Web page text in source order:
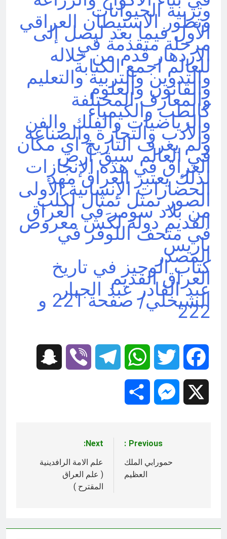
وتربية الحيوانات
وتطور الاستيطان العراقي
الأول فيما بعد ليصل إلى
مرحلة متقدمة في
الازدهار قدم من خلاله
للعالم اجمع الكتابة
والتدوين والتربية والتعليم
والقانون والعلوم
والمعارف المختلفة
كالطب والكيمياء
والرياضيات والفلك والفن
والأدب والتجارة والصناعة
ولم يعرف التاريخ اي مكان
في العالم سبق أرض
العراق في هذه الإنجازات
لذلك يعتبر العراق مهد
الحضارات الإنسانية الأولى
الصور تمثل تمثال لكلب
من بلاد سومر في العراق
القديم دولة لكَش معروض
في متحف اللوفر في
باريس
المصدر
كتاب الوجيز في تاريخ
العراق القديم
عبد القادر عبد الجبار الشيخلي/ صفحة 221 و 222
Facebook
Twitter
WhatsApp
Telegram
Viber
Messenger
المقالات
Previous:
حمورابي الملك
العظيم
Next:
علم الامة الرافدينية
( علم العراق
المقترح )